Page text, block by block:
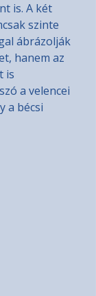
is. A két
szinte
ábrázolják
hanem az
is
a velencei
a bécsi